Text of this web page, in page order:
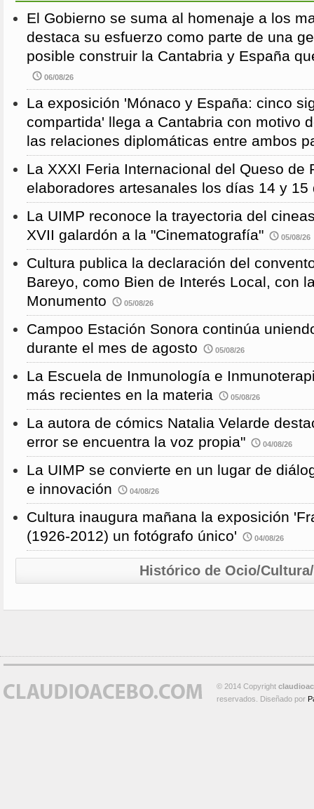
El Gobierno se suma al homenaje a los
destaca su esfuerzo como parte de una
posible construir la Cantabria y España
06/08/26
La exposición 'Mónaco y España: cinco
compartida' llega a Cantabria con motivo
las relaciones diplomáticas entre ambos
La XXXI Feria Internacional del Queso de
elaboradores artesanales los días 14 y 15
La UIMP reconoce la trayectoria del
XVII galardón a la "Cinematografía"
05/08/26
Cultura publica la declaración del
Bareyo, como Bien de Interés Local, con
Monumento
05/08/26
Campoo Estación Sonora continúa
durante el mes de agosto
05/08/26
La Escuela de Inmunología e
más recientes en la materia
05/08/26
La autora de cómics Natalia Velarde
error se encuentra la voz propia"
04/08/26
La UIMP se convierte en un lugar de
e innovación
04/08/26
Cultura inaugura mañana la exposición
(1926-2012) un fotógrafo único'
04/08/26
Histórico de Ocio/
© 2014 Copyright
reservados. Diseñado por